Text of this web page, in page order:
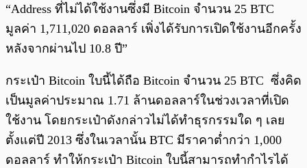
“Address ที่ไม่ได้ใช้งานซึ่งมี Bitcoin จำนวน 25 BTC
มูลค่า 1,711,020 ดอลลาร์ เพิ่งได้รับการเปิดใช้งานอีกครั้ง
หลังจากผ่านไป 10.8 ปี”
กระเป๋า Bitcoin ใบนี้ได้ถือ Bitcoin จำนวน 25 BTC ซึ่งคิด
เป็นมูลค่าประมาณ 1.71 ล้านดอลลาร์ในช่วงเวลาที่เปิด
ใช้งาน โดยกระเป๋าดังกล่าวไม่ได้ทำธุรกรรมใด ๆ เลย
ตั้งแต่ปี 2013 ซึ่งในเวลานั้น BTC มีราคาต่ำกว่า 1,000
ดอลลาร์ ทำให้กระเป๋า Bitcoin ใบนี้สามารถทำกำไรได้